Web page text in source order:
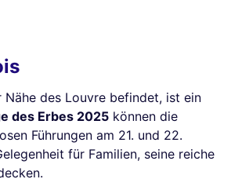
Nähe des Louvre befindet, ist ein
des Erbes 2025 können die
Führungen am 21. und 22.
für Familien, seine reiche